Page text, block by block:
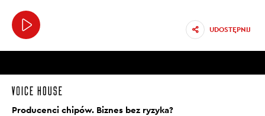
UDOSTĘPNIJ
Producenci chipów. Biznes bez ryzyka?